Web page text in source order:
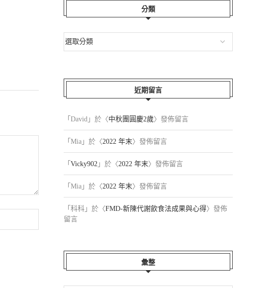
年菜。採草莓。小... 白馬栂池高原
分類
近期留言
「 David 」於〈中秋團圓慶2歲〉發佈留言
「 Mia 」於〈2022 年末〉發佈留言
「 Vicky902 」於〈2022 年末〉發佈留言
「 Mia 」於〈2022 年末〉發佈留言
「 科科 」於〈FMD-新陳代謝飲食法成果與心得〉發佈
留言
彙整